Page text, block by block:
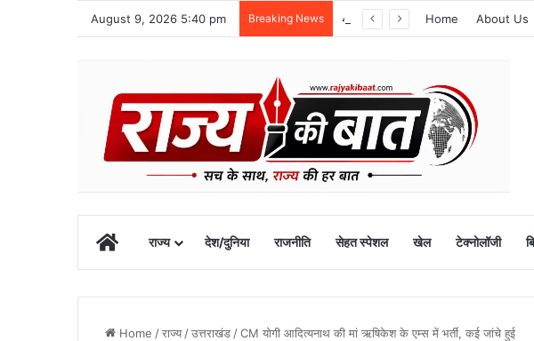
August 9, 2026 5:40 pm Breaking News Home About Us
Homeराज्य देश/दुनिया राजनीति सेहत स्पेशल खेल टेक्नोलॉजी
Home /राज्य /उत्तराखंड /CM योगी आदित्यनाथ की मां ऋषिकेश के एम्स में भर्ती, कई जांचे हुई